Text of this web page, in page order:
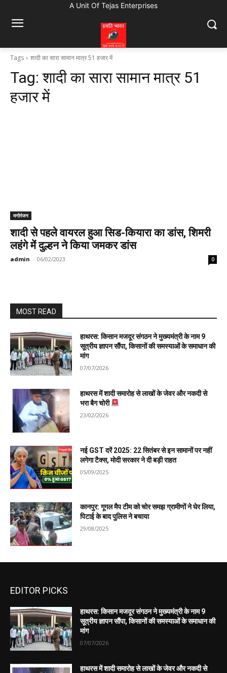
A Unit Of Tejas Enterprises
Tags शादी का सारा सामान मात्र 51 हजार में
Tag:शादी का सारा सामान मात्र 51
हजार में
मनोरंजन
शादी से पहले वायरल हुआ सिड-कियारा का डांस, शिमरी
लहंगे में दुल्हन ने किया जमकर डांस
admin - 06/02/2023 0
MOST READ
हाथरस: किसान मजदूर संगठन ने मुख्यमंत्री के नाम 9
सूत्रीय ज्ञापन सौंपा, किसानों की समस्याओं के समाधान की
मांग
07/07/2026
हाथरस में शादी समारोह से लाखों के जेवर और नकदी से
भरा बैग चोरी
23/02/2026
नई GST दरें 2025: 22 सितंबर से इन सामानों पर नहीं
लगेगा टैक्स, मोदी सरकार ने दी बड़ी राहत
05/09/2025
कानपुर: गूगल मैप टीम को चोर समझ ग्रामीणों ने घेर लिया,
पिटाई के बाद पुलिस ने बचाया
29/08/2025
EDITOR PICKS
हाथरस: किसान मजदूर संगठन ने मुख्यमंत्री के नाम 9
सूत्रीय ज्ञापन सौंपा, किसानों की समस्याओं के समाधान की
मांग
07/07/2026
हाथरस में शादी समारोह से लाखों के जेवर और नकदी से